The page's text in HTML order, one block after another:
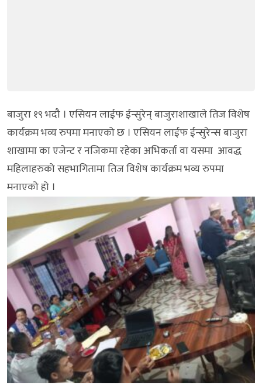
बाजुरा १९ भदौ । एसियन लाईफ ईन्सुरेन् बाजुराशाखाले तिज विशेष
कार्यक्रम भव्य रुपमा मनाएको छ । एसियन लाईफ ईन्सुरेन्स बाजुरा
शाखामा का एजेन्ट र नजिकमा रहेका अभिकर्ता वा यसमा आवद्ध
महिलाहरुको सहभागितामा तिज विशेष कार्यक्रम भव्य रुपमा
मनाएको हो ।